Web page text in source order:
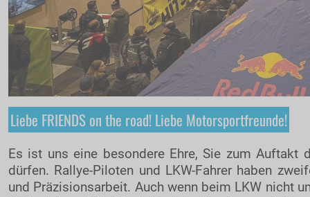
Liebe FRIENDS on the road! Liebe Motorsportfreunde!
Es ist uns eine besondere Ehre, Sie zum Auftakt
dürfen. Rallye-Piloten und LKW-Fahrer haben
und Präzisionsarbeit. Auch wenn beim LKW nicht